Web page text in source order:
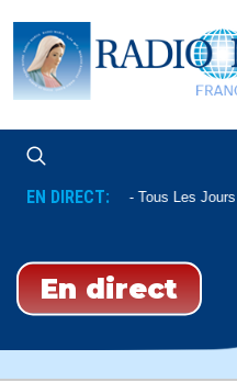
EN DIRECT:
Psaumes Tous Les Jours
En direct